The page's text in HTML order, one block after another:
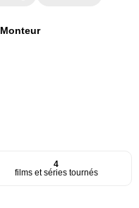
Monteur
4
films et séries tournés